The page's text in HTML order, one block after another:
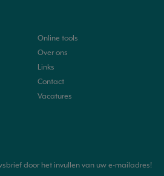
Online tools
Over ons
Links
Contact
Vacatures
door het invullen van uw e-mailadres!